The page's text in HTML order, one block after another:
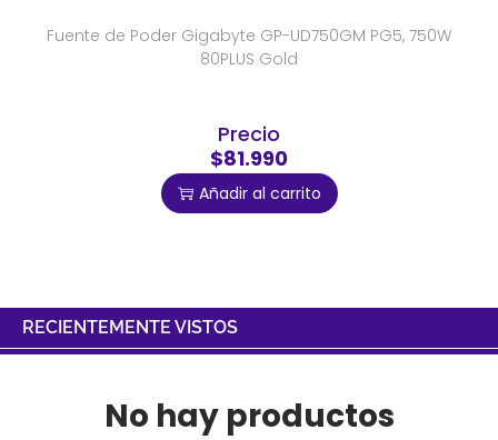
Fuente de Poder Gigabyte GP-UD750GM PG5, 750W
80PLUS Gold
Precio
$81.990
Añadir al carrito
RECIENTEMENTE VISTOS
No hay productos